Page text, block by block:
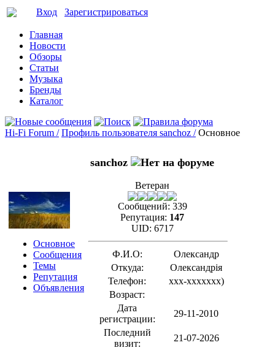
Вход Зарегистрироваться
Главная
Новости
Обзоры
Статьи
Музыка
Бренды
Каталог
Hi-Fi Forum / Профиль пользователя sanchoz / Основное
Основное
Сообщения
Темы
Репутация
Объявления
sanchoz
Ветеран
Сообщений: 339
Репутация: 147
UID: 6717
Ф.И.О:
Олександр
Откуда:
Олександрія
Телефон:
xxx-xxxxxxx)
Возраст:
Дата
регистрации:
29-11-2010
Последний
визит:
21-07-2026